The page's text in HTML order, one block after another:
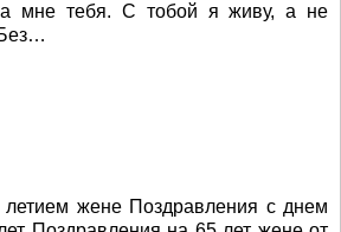
мне тебя. С тобой я живу, а не
летием жене Поздравления с днем